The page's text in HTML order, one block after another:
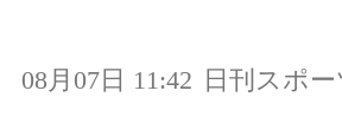
08月07日 11:42 日刊スポー